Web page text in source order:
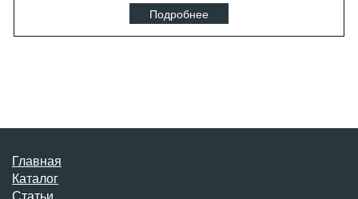
Подробнее
Главная
Каталог